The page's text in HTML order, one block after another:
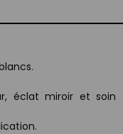
éclat miroir et soin